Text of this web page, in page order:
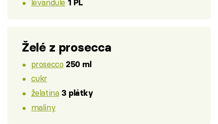
1 PL
Želé z prosecca
prosecco 250 ml
cukr
želatina 3 plátky
maliny